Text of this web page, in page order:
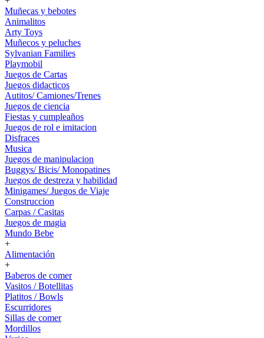
Muñecas y bebotes
Animalitos
Arty Toys
Muñecos y peluches
Sylvanian Families
Playmobil
Juegos de Cartas
Juegos didacticos
Autitos/ Camiones/Trenes
Juegos de ciencia
Fiestas y cumpleaños
Juegos de rol e imitacion
Disfraces
Musica
Juegos de manipulacion
Buggys/ Bicis/ Monopatines
Juegos de destreza y habilidad
Minigames/ Juegos de Viaje
Construccion
Carpas / Casitas
Juegos de magia
Mundo Bebe
+
Alimentación
+
Baberos de comer
Vasitos / Botellitas
Platitos / Bowls
Escurridores
Sillas de comer
Mordillos